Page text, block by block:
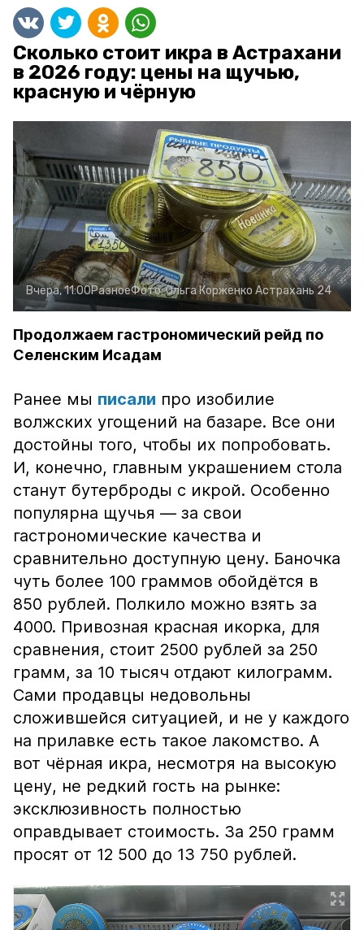
Сколько стоит икра в Астрахани
в 2026 году: цены на щучью,
красную и чёрную
Вчера, 11:00РазноеФото:Ольга Корженко Астрахань 24
Продолжаем гастрономический рейд по
Селенским Исадам
Ранее мы писали про изобилие
волжских угощений на базаре. Все они
достойны того, чтобы их попробовать.
И, конечно, главным украшением стола
станут бутерброды с икрой. Особенно
популярна щучья — за свои
гастрономические качества и
сравнительно доступную цену. Баночка
чуть более 100 граммов обойдётся в
850 рублей. Полкило можно взять за
4000. Привозная красная икорка, для
сравнения, стоит 2500 рублей за 250
грамм, за 10 тысяч отдают килограмм.
Сами продавцы недовольны
сложившейся ситуацией, и не у каждого
на прилавке есть такое лакомство. А
вот чёрная икра, несмотря на высокую
цену, не редкий гость на рынке:
эксклюзивность полностью
оправдывает стоимость. За 250 грамм
просят от 12 500 до 13 750 рублей.